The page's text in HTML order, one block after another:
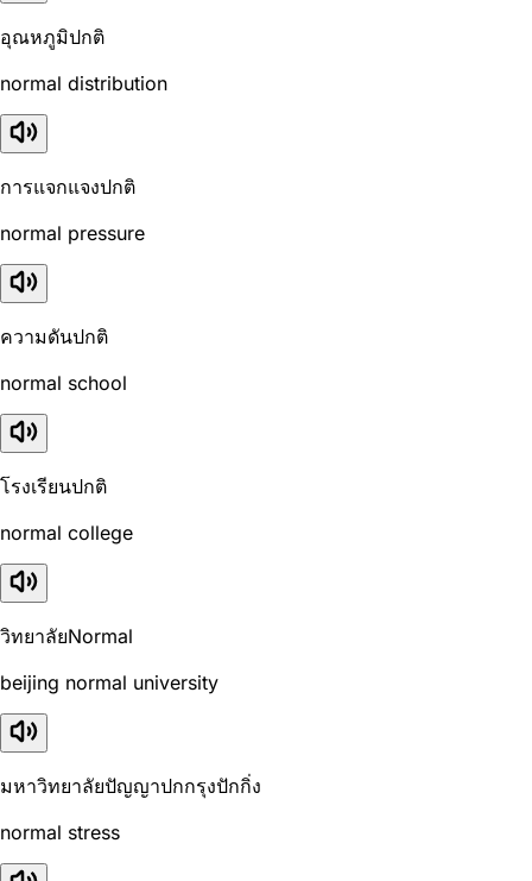
อุณหภูมิปกติ
normal distribution
การแจกแจงปกติ
normal pressure
ความดันปกติ
normal school
โรงเรียนปกติ
normal college
วิทยาลัยNormal
beijing normal university
มหาวิทยาลัยปัญญาปกกรุงปักกิ่ง
normal stress